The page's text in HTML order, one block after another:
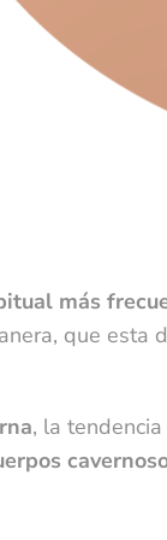
más
que esta
, la